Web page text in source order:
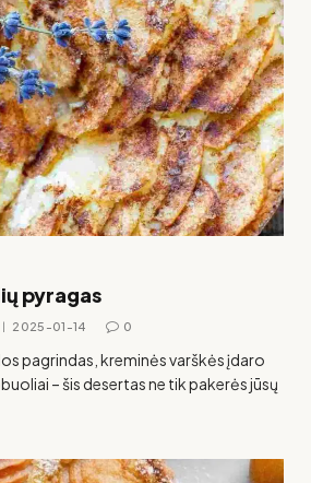
pyragas
2025-01-14 0
pagrindas, kreminės varškės įdaro
– šis desertas ne tik pakerės jūsų